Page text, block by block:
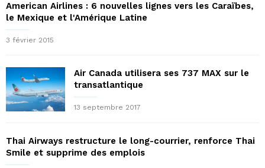
American Airlines : 6 nouvelles lignes vers les Caraïbes,
le Mexique et l'Amérique Latine
3 février 2015
Air Canada utilisera ses 737 MAX sur le
transatlantique
13 septembre 2017
Thai Airways restructure le long-courrier, renforce Thai
Smile et supprime des emplois